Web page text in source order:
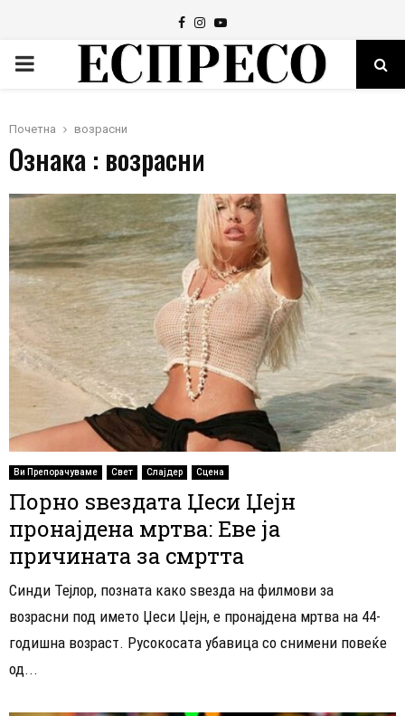
Facebook
Instagram
Youtube
PRIMARY
Почетна возрасни
Ознака : возрасни
Ви Препорачуваме Свет Слајдер Сцена
Порно ѕвездата Џеси Џејн
пронајдена мртва: Еве ја
причината за смртта
Синди Тејлор, позната како ѕвезда на филмови за
возрасни под името Џеси Џејн, е пронајдена мртва на 44-
годишна возраст. Русокосата убавица со снимени повеќе
од...